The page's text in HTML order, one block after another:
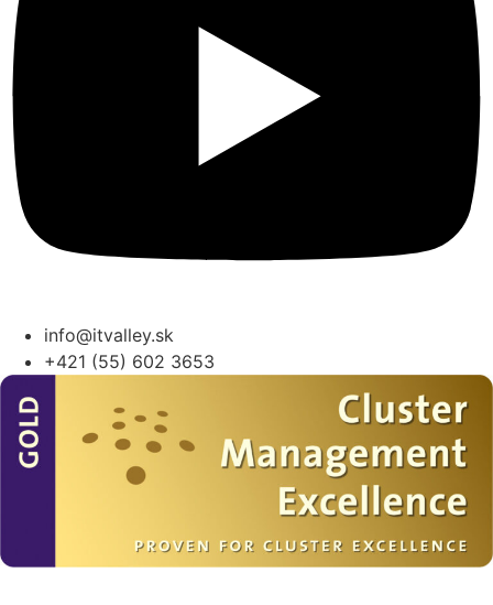
info@itvalley.sk
+421 (55) 602 3653